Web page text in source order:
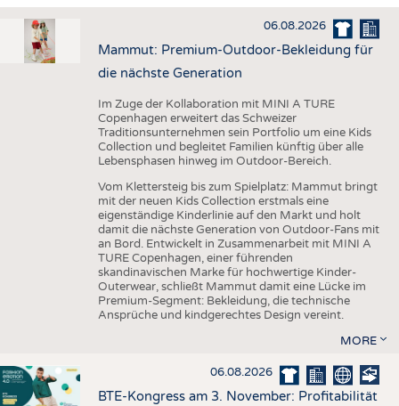
HAUS- UND HEIMTEXTILIEN
BEKLEIDUNG
TESTS
AUSSCHREIBUNGEN
DTV AUSSCHREIBUNGSDIENST
STATISTICS
DAUNENCHECK
ADRESSEN & LINKS
PUBLIKATIONEN
TERMINE
BRANCHENTERMINE
06.08.2026
Mammut: Premium-Outdoor-Bekleidung für
die nächste Generation
Im Zuge der Kollaboration mit MINI A TURE
Copenhagen erweitert das Schweizer
Traditionsunternehmen sein Portfolio um eine Kids
Collection und begleitet Familien künftig über alle
Lebensphasen hinweg im Outdoor-Bereich.
Vom Klettersteig bis zum Spielplatz: Mammut bringt
mit der neuen Kids Collection erstmals eine
eigenständige Kinderlinie auf den Markt und holt
damit die nächste Generation von Outdoor-Fans mit
an Bord. Entwickelt in Zusammenarbeit mit MINI A
TURE Copenhagen, einer führenden
skandinavischen Marke für hochwertige Kinder-
Outerwear, schließt Mammut damit eine Lücke im
Premium-Segment: Bekleidung, die technische
Ansprüche und kindgerechtes Design vereint.
MORE
06.08.2026
BTE-Kongress am 3. November: Profitabilität